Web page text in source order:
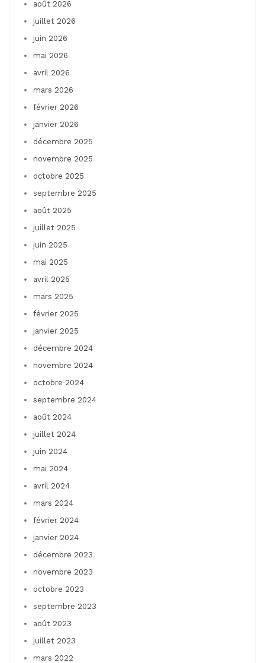
août 2026
juillet 2026
juin 2026
mai 2026
avril 2026
mars 2026
février 2026
janvier 2026
décembre 2025
novembre 2025
octobre 2025
septembre 2025
août 2025
juillet 2025
juin 2025
mai 2025
avril 2025
mars 2025
février 2025
janvier 2025
décembre 2024
novembre 2024
octobre 2024
septembre 2024
août 2024
juillet 2024
juin 2024
mai 2024
avril 2024
mars 2024
février 2024
janvier 2024
décembre 2023
novembre 2023
octobre 2023
septembre 2023
août 2023
juillet 2023
mars 2022